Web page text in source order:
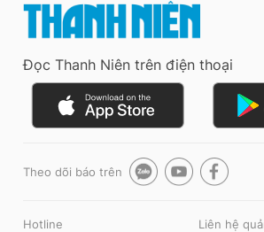
Đọc Thanh Niên trên điện thoại
Theo dõi báo trên
Hotline Liên hệ